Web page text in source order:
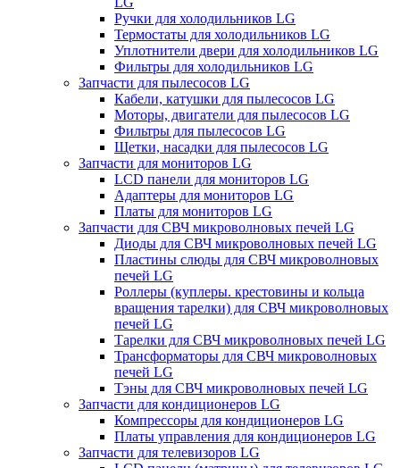
Ручки для холодильников LG
Термостаты для холодильников LG
Уплотнители двери для холодильников LG
Фильтры для холодильников LG
Запчасти для пылесосов LG
Кабели, катушки для пылесосов LG
Моторы, двигатели для пылесосов LG
Фильтры для пылесосов LG
Щетки, насадки для пылесосов LG
Запчасти для мониторов LG
LCD панели для мониторов LG
Адаптеры для мониторов LG
Платы для мониторов LG
Запчасти для СВЧ микроволновых печей LG
Диоды для СВЧ микроволновых печей LG
Пластины слюды для СВЧ микроволновых
печей LG
Роллеры (куплеры. крестовины и кольца
вращения тарелки) для СВЧ микроволновых
печей LG
Тарелки для СВЧ микроволновых печей LG
Трансформаторы для СВЧ микроволновых
печей LG
Тэны для СВЧ микроволновых печей LG
Запчасти для кондиционеров LG
Компрессоры для кондиционеров LG
Платы управления для кондиционеров LG
Запчасти для телевизоров LG